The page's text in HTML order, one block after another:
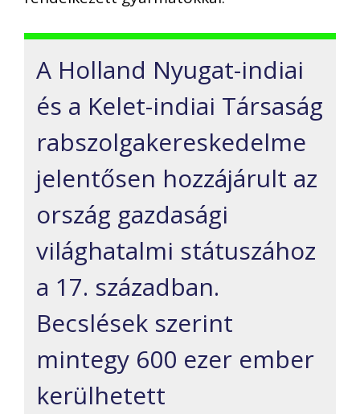
A Holland Nyugat-indiai
és a Kelet-indiai Társaság
rabszolgakereskedelme
jelentősen hozzájárult az
ország gazdasági
világhatalmi státuszához
a 17. században.
Becslések szerint
mintegy 600 ezer ember
kerülhetett